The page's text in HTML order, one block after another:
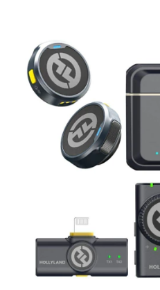
Antena: interno
Número de canais de áudio: 2
Proteção contra energia
Resposta de frequência: 20 Hz a
Conectividade: 1x Lightning
Barramento)
Requerimentos poderosos:
Exibição e indicadores: 1x LED
Dimensões: 46 x 24,7 x 9,3 mm
TRANSMISSOR:
Tipo de transmissor: Clip-On com
Silenciando: Interruptor Liga/
Método de sincronização:
Requerimentos poderosos:
barramento (USB)